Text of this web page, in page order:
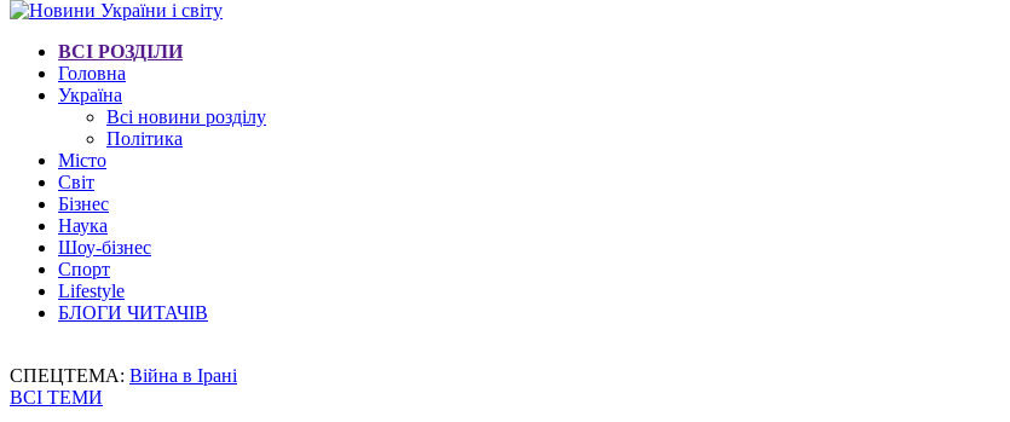
ВСІ РОЗДІЛИ
Головна
Україна
Всі новини розділу
Політика
Місто
Світ
Бізнес
Наука
Шоу-бізнес
Спорт
Lifestyle
БЛОГИ ЧИТАЧІВ
СПЕЦТЕМА: Війна в Ірані
ВСІ ТЕМИ